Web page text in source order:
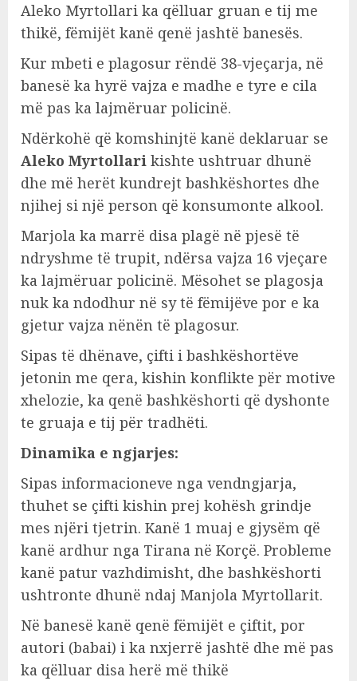
Aleko Myrtollari ka qëlluar gruan e tij me
thikë, fëmijët kanë qenë jashtë banesës.
Kur mbeti e plagosur rëndë 38-vjeçarja, në
banesë ka hyrë vajza e madhe e tyre e cila
më pas ka lajmëruar policinë.
Ndërkohë që komshinjtë kanë deklaruar se
Aleko Myrtollari kishte ushtruar dhunë
dhe më herët kundrejt bashkëshortes dhe
njihej si një person që konsumonte alkool.
Marjola ka marrë disa plagë në pjesë të
ndryshme të trupit, ndërsa vajza 16 vjeçare
ka lajmëruar policinë. Mësohet se plagosja
nuk ka ndodhur në sy të fëmijëve por e ka
gjetur vajza nënën të plagosur.
Sipas të dhënave, çifti i bashkëshortëve
jetonin me qera, kishin konflikte për motive
xhelozie, ka qenë bashkëshorti që dyshonte
te gruaja e tij për tradhëti.
Dinamika e ngjarjes:
Sipas informacioneve nga vendngjarja,
thuhet se çifti kishin prej kohësh grindje
mes njëri tjetrin. Kanë 1 muaj e gjysëm që
kanë ardhur nga Tirana në Korçë. Probleme
kanë patur vazhdimisht, dhe bashkëshorti
ushtronte dhunë ndaj Manjola Myrtollarit.
Në banesë kanë qenë fëmijët e çiftit, por
autori (babai) i ka nxjerrë jashtë dhe më pas
ka qëlluar disa herë më thikë